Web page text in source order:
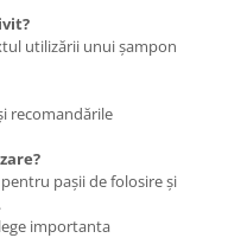
utilizării unui șampon
recomandările
pașii de folosire și
importanta